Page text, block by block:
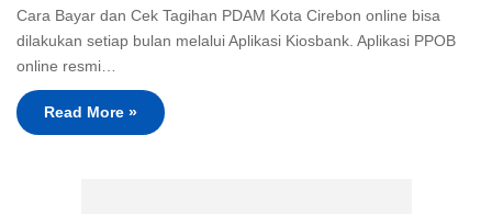
Cara Bayar dan Cek Tagihan PDAM Kota Cirebon online bisa
dilakukan setiap bulan melalui Aplikasi Kiosbank. Aplikasi PPOB
online resmi…
Read More »